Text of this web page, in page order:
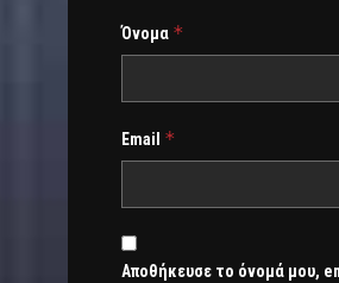
Όνομα *
Email *
Αποθήκευσε το όνομά μου,